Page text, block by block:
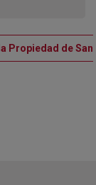
Propiedad de San
nueva